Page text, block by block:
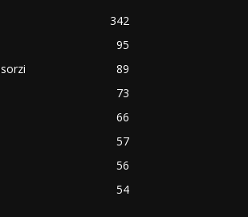
342
95
89
73
66
57
56
54